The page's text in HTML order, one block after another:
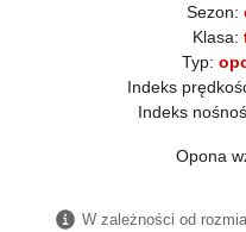
Sezon:
Klasa:
Typ:
Indeks
Indeks
Opona
W zależności od